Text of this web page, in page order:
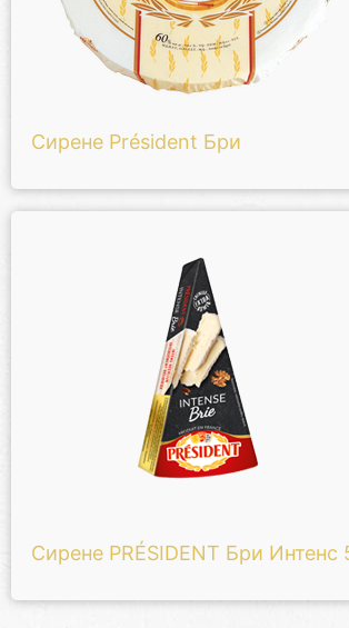
Сирене Président Бри
Сирене PRÉSIDENT Бри Интенс